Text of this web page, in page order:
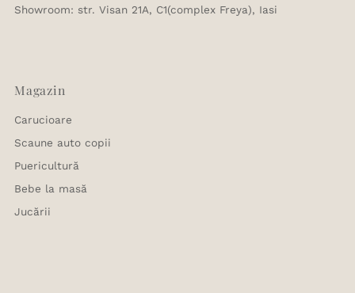
Showroom: str. Visan 21A, C1(complex Freya), Iasi
Magazin
Carucioare
Scaune auto copii
Puericultură
Bebe la masă
Jucării